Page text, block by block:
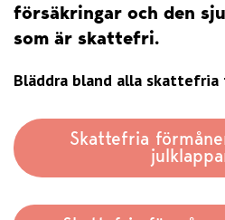
försäkringar och den
som är skattefri.
Bläddra bland alla skattefria
Skattefria